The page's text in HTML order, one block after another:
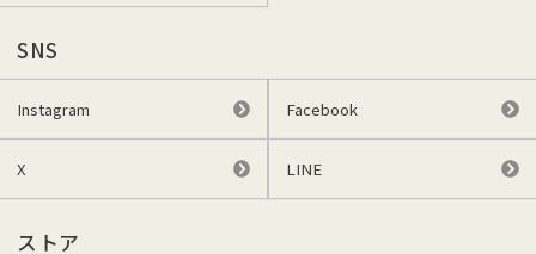
SNS
Instagram Facebook
X LINE
ストア